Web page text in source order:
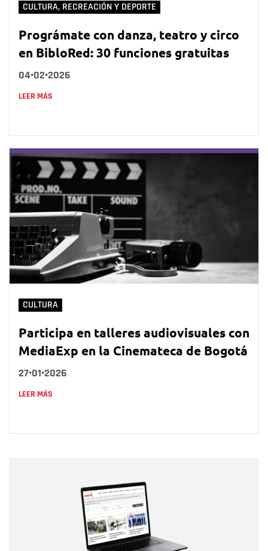
CULTURA, RECREACIÓN Y DEPORTE
Prográmate con danza, teatro y circo
en BibloRed: 30 funciones gratuitas
04•02•2026
LEER MÁS
CULTURA
Participa en talleres audiovisuales con
MediaExp en la Cinemateca de Bogotá
27•01•2026
LEER MÁS
Correo electrónico